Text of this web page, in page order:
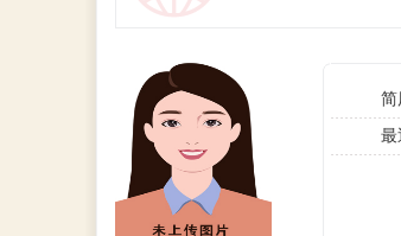
简历
最近